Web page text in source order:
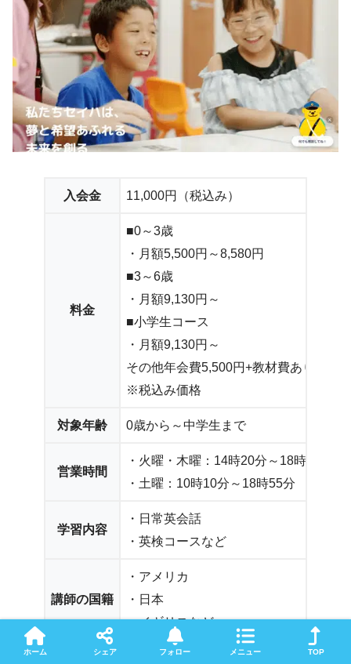
入会金 11,000円（税込み）
料金
■0～3歳
・月額5,500円～8,580円
■3～6歳
・月額9,130円～
■小学生コース
・月額9,130円～
その他年会費5,500円+教材費ありが必
※税込み価格
対象年齢 0歳から～中学生まで
営業時間
・火曜・木曜：14時20分～18時50分
・土曜：10時10分～18時55分
学習内容
・日常英会話
・英検コースなど
講師の国籍
・アメリカ
・日本
・イギリスなど
無料体験
ホーム シェア フォロー メニュー TOP